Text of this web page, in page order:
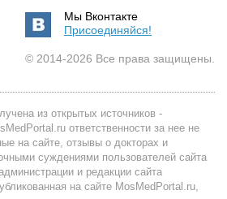
Мы Вконтакте
Присоединяйся!
© 2014-2026 Все права защищены.
из открытых источников -
ответственности за нее не
на сайте, отзывы о докторах и
суждениями пользователей сайта
и редакции сайта
на сайте MosMedPortal.ru,